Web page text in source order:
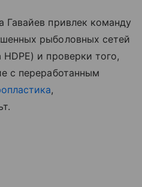
Гавайев привлек команду
рыболовных сетей
и проверки того,
с переработанным
,